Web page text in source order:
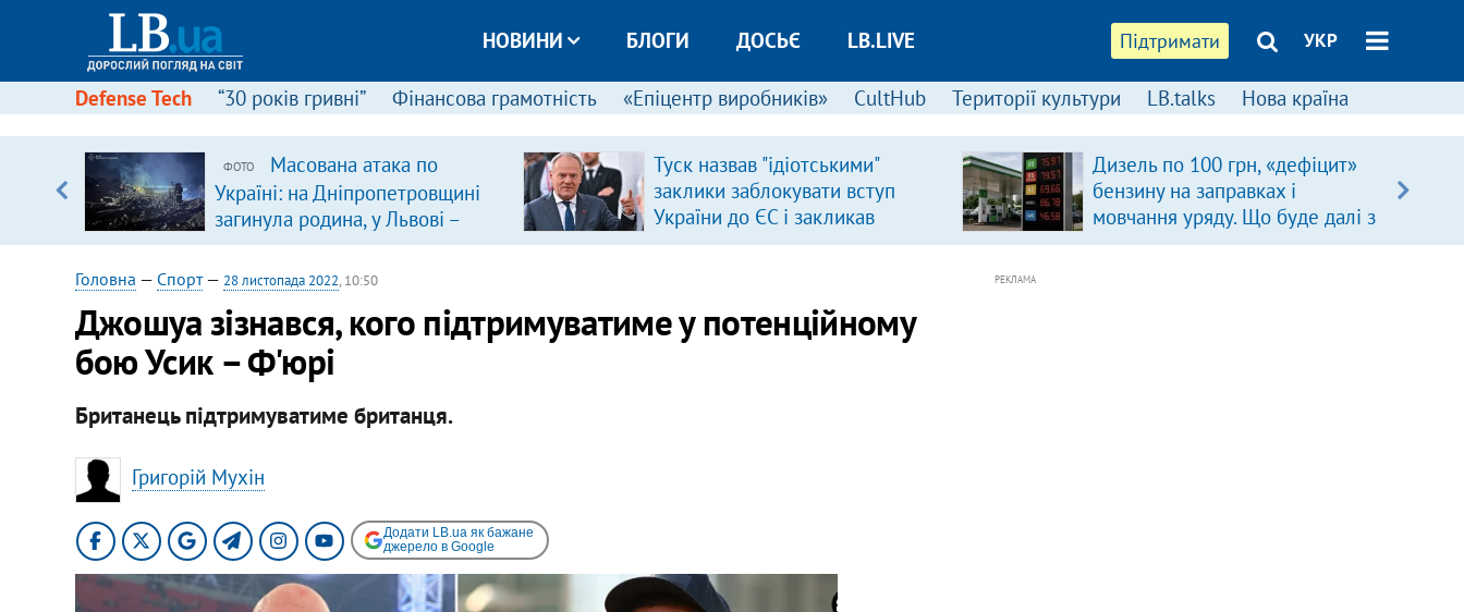
Підтримати УКР
НОВИНИ БЛОГИ ДОСЬЄ LB.LIVE
Defense Tech “30 років гривні” Фінансова грамотність «Епіцентр виробників» CultHub Території культури LB.talks Нова країна
ФОТО
Масована атака по
Україні: на Дніпропетровщині
загинула родина, у Львові –
удар по багатоповерхівках
(доповнюється)
Туск назвав "ідіотськими"
заклики заблокувати вступ
України до ЄС і закликав
припинити антиукраїнську
Дизель по 100 грн, «дефіцит»
бензину на заправках і
мовчання уряду. Що буде далі з
цінами на пальне?
Головна — Спорт— 28 листопада 2022, 10:50
Джошуа зізнався, кого підтримуватиме у потенційному
бою Усик – Ф'юрі
Британець підтримуватиме британця.
Григорій Мухін
Додати LB.ua як бажане
джерело в Google
РЕКЛАМА